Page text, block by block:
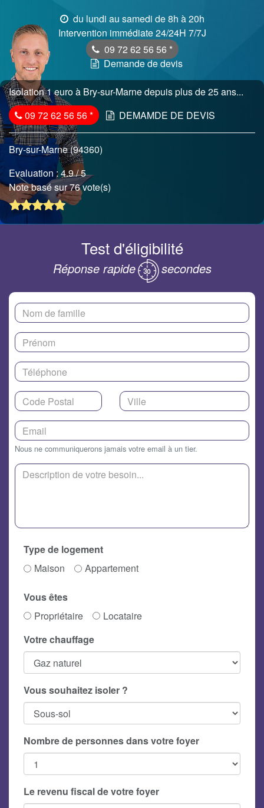
du lundi au samedi de 8h à 20h
Intervention immédiate 24/24H 7/7J
09 72 62 56 56 *
Demande de devis
Isolation 1 euro à Bry-sur-Marne depuis plus de 25 ans...
09 72 62 56 56* DEMAMDE DE DEVIS
Bry-sur-Marne (94360)
Evaluation :4.9/ 5
Note basé sur 76 vote(s)
Test d'éligibilité
Réponse rapide secondes
Nous ne communiquerons jamais votre email à un tier.
Type de logement
Maison
Appartement
Vous êtes
Propriétaire
Locataire
Votre chauffage
Vous souhaitez isoler ?
Nombre de personnes dans votre foyer
Le revenu fiscal de votre foyer